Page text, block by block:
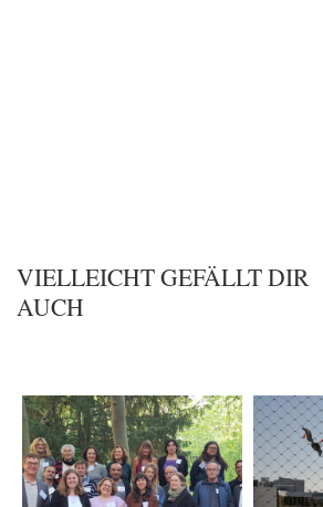
VIELLEICHT GEFÄLLT DIR
AUCH